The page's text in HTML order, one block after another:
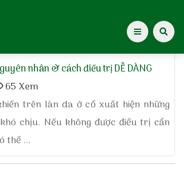
nhân & cách điều trị DỄ DÀNG
65 Xem
trên làn da ở cổ xuất hiện những
chịu. Nếu không được điều trị cẩn
thể ...